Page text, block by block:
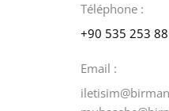
Téléphone :
+90 535 253
Email :